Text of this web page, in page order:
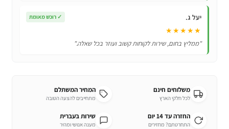
יעל ג. ✓ רוכש מאומת
★★★★★
"ממליץ בחום, שירות לקוחות קשוב ועוזר בכל שאלה."
משלוחים חינם
לכל חלקי הארץ
המחיר המשתלם
מתחייבים להצעה הטובה
החזרה עד 14 יום
התחרטתם? מחזירים
שירות בעברית
מענה אנושי ומהיר